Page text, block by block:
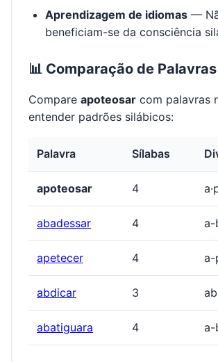
Aprendizagem de idiomas —
beneficiam-se da consciência
📊 Comparação de
Compare apoteosar com palavras
entender padrões silábicos:
Palavra Sílabas
apoteosar 4
abadessar 4 a-
apetecer 4 a-
abdicar 3
abatiguara 4 a-